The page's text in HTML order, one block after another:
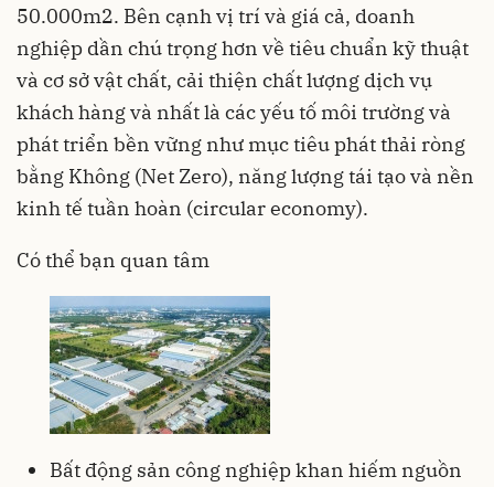
50.000m2. Bên cạnh vị trí và giá cả, doanh
nghiệp dần chú trọng hơn về tiêu chuẩn kỹ thuật
và cơ sở vật chất, cải thiện chất lượng dịch vụ
khách hàng và nhất là các yếu tố môi trường và
phát triển bền vững như mục tiêu phát thải ròng
bằng Không (Net Zero), năng lượng tái tạo và nền
kinh tế tuần hoàn (circular economy).
Có thể bạn quan tâm
Bất động sản công nghiệp khan hiếm nguồn